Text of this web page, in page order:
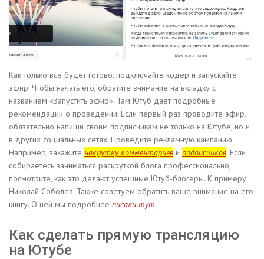
Как только все будет готово, подключайте кодер и запускайте
эфир. Чтобы начать его, обратите внимание на вкладку с
названием «Запустить эфир». Там Ютуб дает подробные
рекомендации о проведении. Если первый раз проводите эфир,
обязательно напиши своим подписчикам не только на Ютубе, но и
в других социальных сетях. Проведите рекламную кампанию.
Например, закажите накрутку комментариев и подписчиков. Если
собираетесь заниматься раскруткой блога профессионально,
посмотрите, как это делают успешные Ютуб-блогеры. К примеру,
Николай Соболев. Также советуем обратить ваше внимание на его
книгу. О ней мы подробнее писали тут.
Как сделать прямую трансляцию
на Ютубе